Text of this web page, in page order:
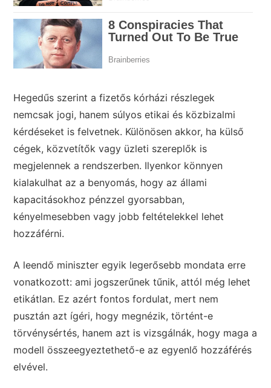
Hegedűs szerint a fizetős kórházi részlegek
nemcsak jogi, hanem súlyos etikai és közbizalmi
kérdéseket is felvetnek. Különösen akkor, ha külső
cégek, közvetítők vagy üzleti szereplők is
megjelennek a rendszerben. Ilyenkor könnyen
kialakulhat az a benyomás, hogy az állami
kapacitásokhoz pénzzel gyorsabban,
kényelmesebben vagy jobb feltételekkel lehet
hozzáférni.
A leendő miniszter egyik legerősebb mondata erre
vonatkozott: ami jogszerűnek tűnik, attól még lehet
etikátlan. Ez azért fontos fordulat, mert nem
pusztán azt ígéri, hogy megnézik, történt-e
törvénysértés, hanem azt is vizsgálnák, hogy maga a
modell összeegyeztethető-e az egyenlő hozzáférés
elvével.